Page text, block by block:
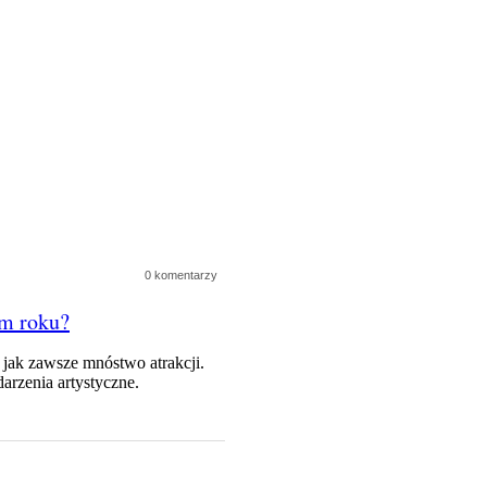
0 komentarzy
roku?
zawsze mnóstwo atrakcji.
artystyczne.